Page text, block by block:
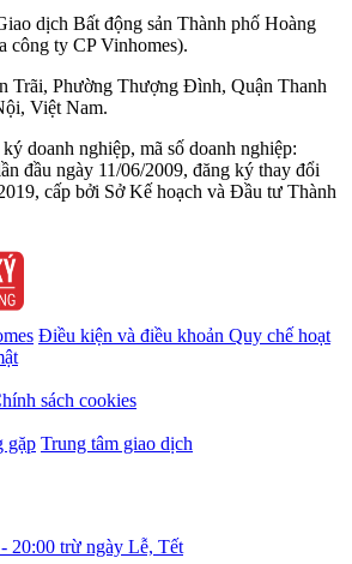
dịch Bất động sản Thành phố Hoàng
công ty CP Vinhomes).
Trãi, Phường Thượng Đình, Quận Thanh
Việt Nam.
doanh nghiệp, mã số doanh nghiệp:
đầu ngày 11/06/2009, đăng ký thay đổi
cấp bởi Sở Kế hoạch và Đầu tư Thành
Điều kiện và điều khoản Quy chế hoạt
sách cookies
gặp Trung tâm giao dịch
20:00 trừ ngày Lễ, Tết